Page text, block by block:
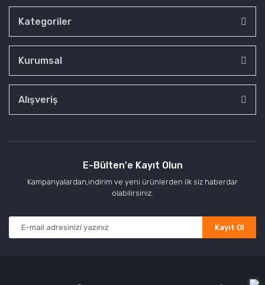
Kategoriler
Kurumsal
Alışveriş
E-Bülten'e Kayıt Olun
Kampanyalardan,indirim ve yeni ürünlerden ilk siz haberdar
olabilirsiniz.
Kayıt Ol